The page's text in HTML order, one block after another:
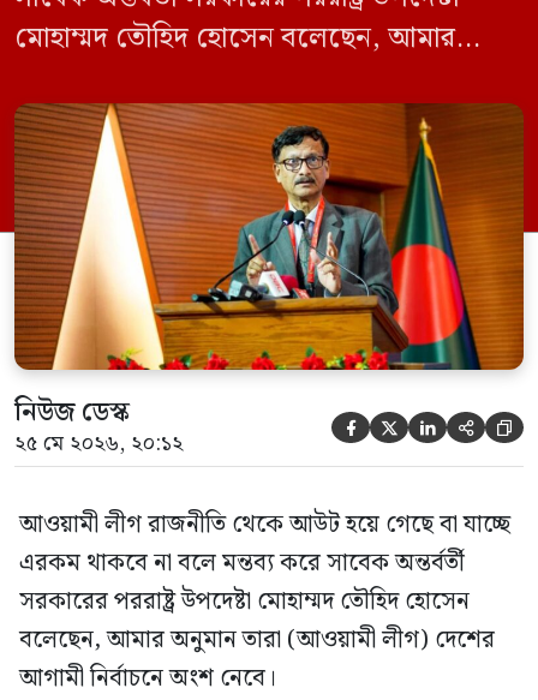
মোহাম্মদ তৌহিদ হোসেন বলেছেন, আমার
নির্বাচনে অংশ নেবে। সম্প্রতি দেশের একটি
বেসরকারি টেলিভিশনে দেয়া সাক্ষাৎকারে তিনি
এসব কথা বলেন। আওয়ামী লীগ সরকারের সময়
হওয়া অত্যাচার-নিপীড়ন মানুষ ভুলে যাবে এমন
[…]
নিউজ ডেস্ক
২৫ মে ২০২৬, ২০:১২     
আওয়ামী লীগ রাজনীতি থেকে আউট হয়ে গেছে বা যাচ্ছে
এরকম থাকবে না বলে মন্তব্য করে সাবেক অন্তর্বর্তী
সরকারের পররাষ্ট্র উপদেষ্টা মোহাম্মদ তৌহিদ হোসেন
বলেছেন, আমার অনুমান তারা (আওয়ামী লীগ) দেশের
আগামী নির্বাচনে অংশ নেবে।